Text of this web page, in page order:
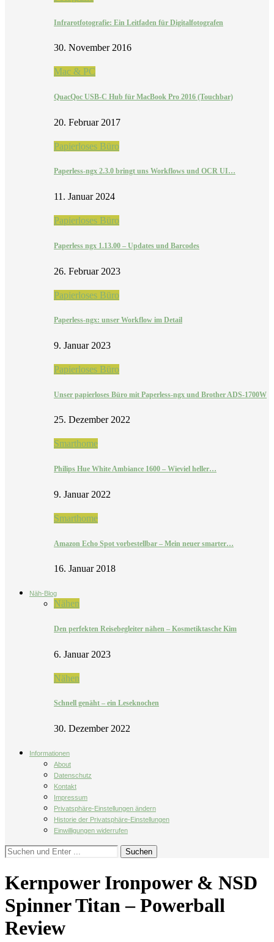
Infrarotfotografie: Ein Leitfaden für Digitalfotografen
30. November 2016
Mac & PC
QuacQoc USB-C Hub für MacBook Pro 2016 (Touchbar)
20. Februar 2017
Papierloses Büro
Paperless-ngx 2.3.0 bringt uns Workflows und OCR UI…
11. Januar 2024
Papierloses Büro
Paperless ngx 1.13.00 – Updates und Barcodes
26. Februar 2023
Papierloses Büro
Paperless-ngx: unser Workflow im Detail
9. Januar 2023
Papierloses Büro
Unser papierloses Büro mit Paperless-ngx und Brother ADS-1700W
25. Dezember 2022
Smarthome
Philips Hue White Ambiance 1600 – Wieviel heller…
9. Januar 2022
Smarthome
Amazon Echo Spot vorbestellbar – Mein neuer smarter…
16. Januar 2018
Näh-Blog
Nähen
Den perfekten Reisebegleiter nähen – Kosmetiktasche Kim
6. Januar 2023
Nähen
Schnell genäht – ein Leseknochen
30. Dezember 2022
Informationen
About
Datenschutz
Kontakt
Impressum
Privatsphäre-Einstellungen ändern
Historie der Privatsphäre-Einstellungen
Einwilligungen widerrufen
Suchen
Kernpower Ironpower & NSD
Spinner Titan – Powerball
Review